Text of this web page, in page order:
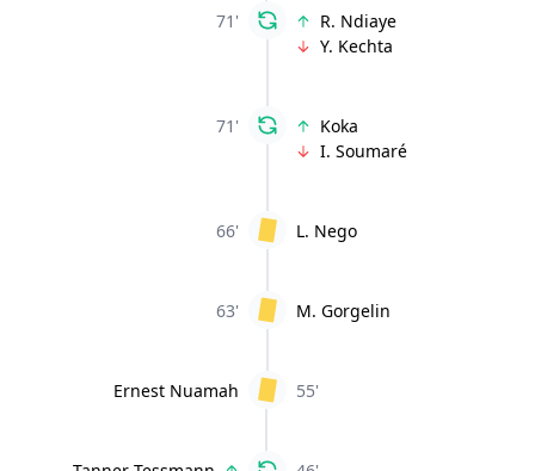
71'
R. Ndiaye
Y. Kechta
71'
Koka
I. Soumaré
66' L. Nego
63' M. Gorgelin
55'
Ernest Nuamah